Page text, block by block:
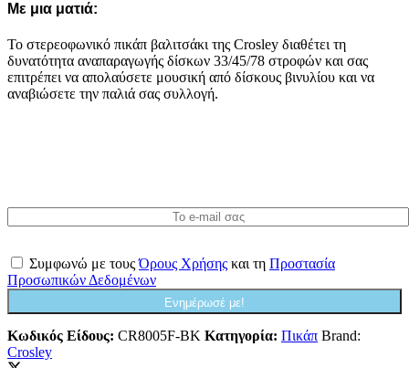
Με μια ματιά:
Το στερεοφωνικό πικάπ βαλιτσάκι της Crosley διαθέτει τη
δυνατότητα αναπαραγωγής δίσκων 33/45/78 στροφών και σας
επιτρέπει να απολαύσετε μουσική από δίσκους βινυλίου και να
αναβιώσετε την παλιά σας συλλογή.
Συμφωνώ με τουςΌρους Χρήσης και τη Προστασία
Προσωπικών Δεδομένων
Ενημέρωσέ με!
Κωδικός Είδους: CR8005F-BK Κατηγορία: Πικάπ Brand:
Crosley